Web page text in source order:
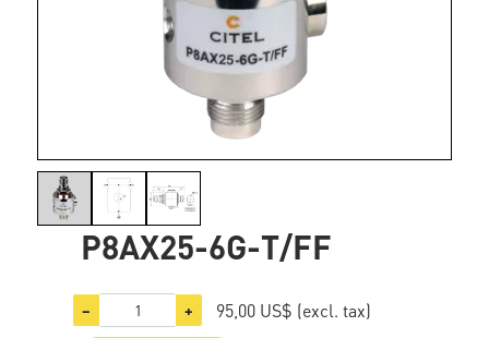
P8AX25-6G-T/FF
− + 95,00 US$ (excl. tax)